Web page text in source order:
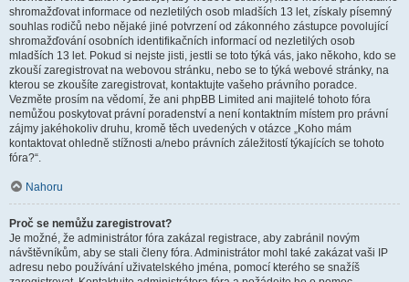
shromažďovat informace od nezletilých osob mladších 13 let, získaly písemný
souhlas rodičů nebo nějaké jiné potvrzení od zákonného zástupce povolující
shromažďování osobních identifikačních informací od nezletilých osob
mladších 13 let. Pokud si nejste jisti, jestli se toto týká vás, jako někoho, kdo se
zkouší zaregistrovat na webovou stránku, nebo se to týká webové stránky, na
kterou se zkoušíte zaregistrovat, kontaktujte vašeho právního poradce.
Vezměte prosím na vědomí, že ani phpBB Limited ani majitelé tohoto fóra
nemůžou poskytovat právní poradenství a není kontaktním místem pro právní
zájmy jakéhokoliv druhu, kromě těch uvedených v otázce „Koho mám
kontaktovat ohledně stížnosti a/nebo právních záležitostí týkajících se tohoto
fóra?“.
Nahoru
Proč se nemůžu zaregistrovat?
Je možné, že administrátor fóra zakázal registrace, aby zabránil novým
návštěvníkům, aby se stali členy fóra. Administrátor mohl také zakázat vaši IP
adresu nebo používání uživatelského jména, pomocí kterého se snažíš